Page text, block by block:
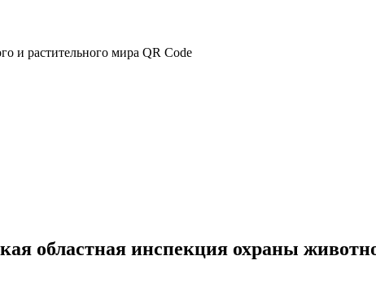
областная инспекция охраны